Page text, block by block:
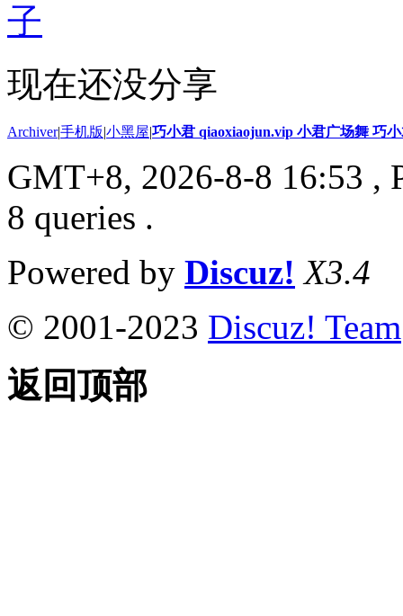
子
现在还没分享
Archiver|手机版|小黑屋|巧小君 qiaoxiaojun.vip 小君广场舞 巧
GMT+8, 2026-8-8 16:53 ,
8 queries .
Powered by Discuz! X3.4
© 2001-2023 Discuz! Team
返回顶部